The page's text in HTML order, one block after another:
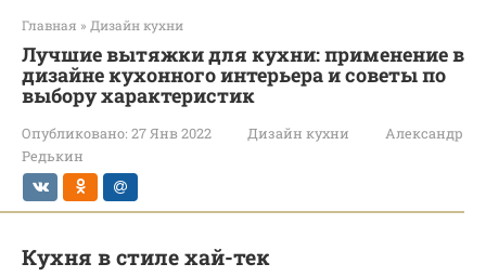
Главная » Дизайн кухни
Лучшие вытяжки для кухни: применение в
дизайне кухонного интерьера и советы по
выбору характеристик
Опубликовано: 27 Янв 2022 Дизайн кухни
Александр
Редькин
Кухня в стиле хай-тек